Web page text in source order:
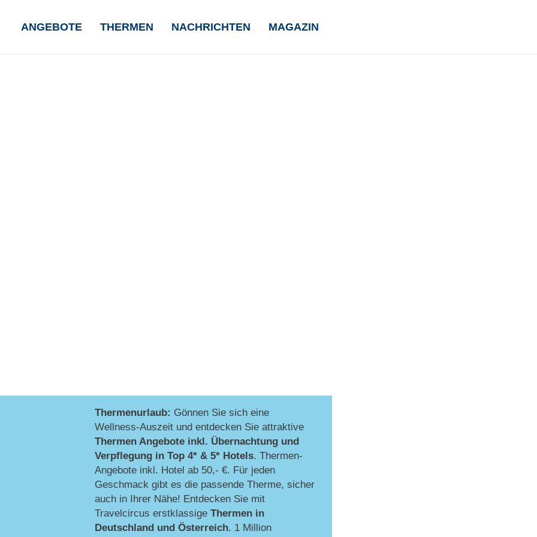
NAVIGATION
ANGEBOTE THERMEN NACHRICHTEN MAGAZIN
Thermenurlaub: Gönnen Sie sich eine
Wellness-Auszeit und entdecken Sie attraktive
Thermen Angebote inkl. Übernachtung und
Verpflegung in Top 4* & 5* Hotels. Thermen-
Angebote inkl. Hotel ab 50,- €. Für jeden
Geschmack gibt es die passende Therme, sicher
auch in Ihrer Nähe! Entdecken Sie mit
Travelcircus erstklassige Thermen in
Deutschland und Österreich. 1 Million